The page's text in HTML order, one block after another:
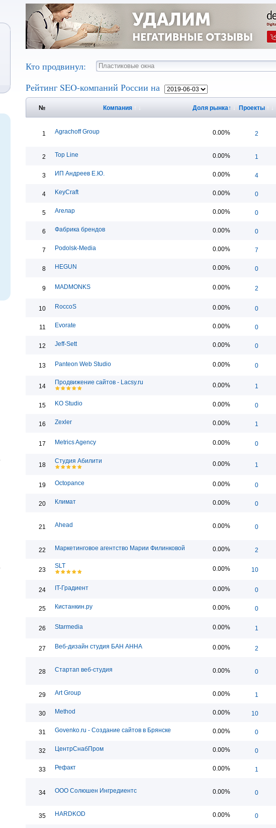
Кто продвинул:
Рейтинг SEO-компаний России на
№ Компания Доля рынка↑ Проекты
1 Agrachoff Group 0.00% 2
2 Top Line 0.00% 1
3 ИП Андреев Е.Ю. 0.00% 4
4 KeyCraft 0.00% 0
5 Агелар 0.00% 0
6 Фабрика брендов 0.00% 0
7 Podolsk-Media 0.00% 7
8 HEGUN 0.00% 0
9 MADMONKS 0.00% 2
10 RoccoS 0.00% 0
11 Evorate 0.00% 0
12 Jeff-Sett 0.00% 0
13 Panteon Web Studio 0.00% 0
14
Продвижение сайтов - Lacsy.ru 0.00% 1
15 KO Studio 0.00% 0
16 Zexler 0.00% 1
17 Metrics Agency 0.00% 0
18
Студия Абилити 0.00% 1
19 Octopance 0.00% 0
20 Климат 0.00% 0
21 Ahead 0.00% 0
22 Маркетинговое агентство Марии Филинковой 0.00% 2
23
SLT 0.00% 10
24 IT-Градиент 0.00% 0
25 Кистанкин.ру 0.00% 0
26 Starmedia 0.00% 1
27 Веб-дизайн студия БАН АННА 0.00% 2
28 Стартап веб-студия 0.00% 0
29 Art Group 0.00% 1
30 Method 0.00% 10
31 Govenko.ru - Создание сайтов в Брянске 0.00% 0
32 ЦентрСнабПром 0.00% 0
33 Рефакт 0.00% 1
34 ООО Солюшен Ингредиентс 0.00% 0
35 HARDKOD 0.00% 0